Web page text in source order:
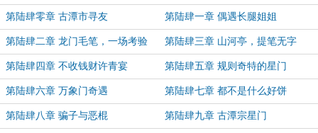
第陆肆零章 古潭市寻友 第陆肆一章 偶遇长腿姐姐
第陆肆二章 龙门毛笔，一场考验 第陆肆三章 山河亭，提笔无字
第陆肆四章 不收钱财许青宴 第陆肆五章 规则奇特的星门
第陆肆六章 万象门奇遇 第陆肆七章 都不是什么好饼
第陆肆八章 骗子与恶棍 第陆肆九章 古潭宗星门